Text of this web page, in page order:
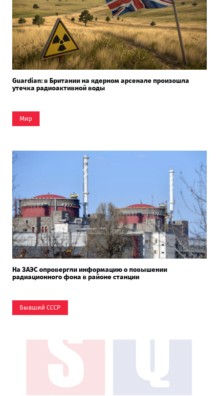
Guardian: в Британии на ядерном арсенале произошла
утечка радиоактивной воды
Мир
На ЗАЭС опровергли информацию о повышении
радиационного фона в районе станции
Бывший СССР